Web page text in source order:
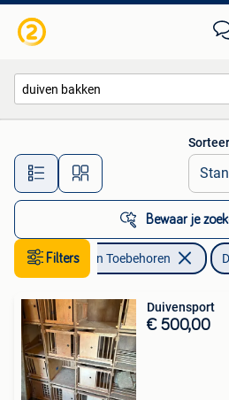
Alle afstanden…
Bewaar je
Filters
Dieren en Toebehoren
Duivensport
€ 500,00